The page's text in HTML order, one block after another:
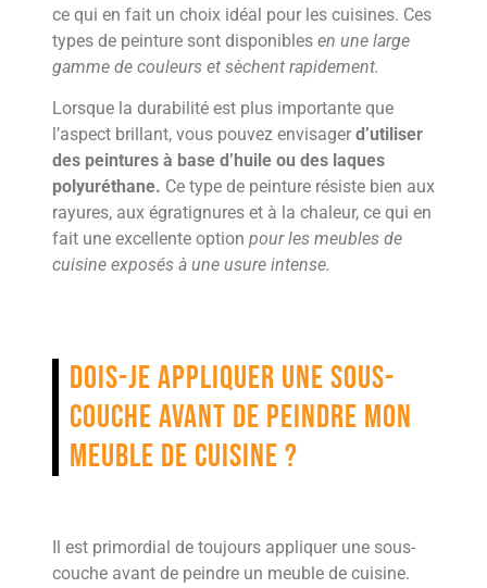
ce qui en fait un choix idéal pour les cuisines. Ces
types de peinture sont disponibles en une large
gamme de couleurs et sèchent rapidement.
Lorsque la durabilité est plus importante que
l’aspect brillant, vous pouvez envisager d’utiliser
des peintures à base d’huile ou des laques
polyuréthane. Ce type de peinture résiste bien aux
rayures, aux égratignures et à la chaleur, ce qui en
fait une excellente option pour les meubles de
cuisine exposés à une usure intense.
Dois-je appliquer une sous-
couche avant de peindre mon
meuble de cuisine ?
Il est primordial de toujours appliquer une sous-
couche avant de peindre un meuble de cuisine.